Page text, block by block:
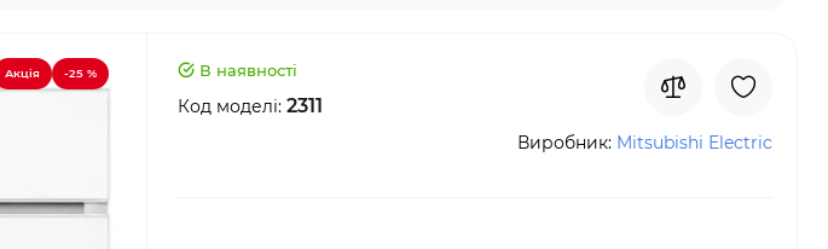
Акція -25 % В наявності
Код моделі: 2311
Виробник: Mitsubishi Electric